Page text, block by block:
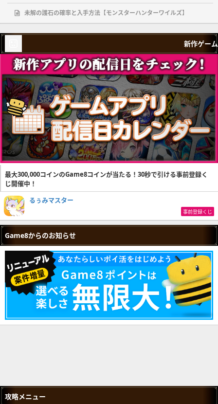
未解の護石の確率と入手方法【モンスターハンターワイルズ】
新作ゲーム
最大300,000コインのGame8コインが当たる！30秒で引ける事前登録く
じ開催中！
るぅみマスター
事前登録くじ
Game8からのお知らせ
攻略メニュー